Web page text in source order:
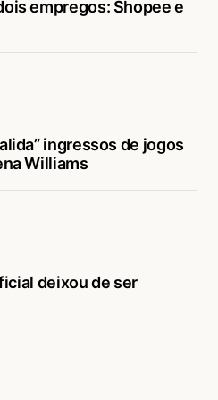
empregos: Shopee e
ingressos de jogos
Williams
deixou de ser